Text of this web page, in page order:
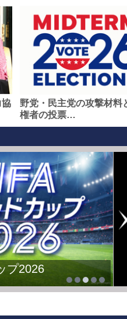
協
野党・民主党の攻撃材料
権者の投票…
プ2026